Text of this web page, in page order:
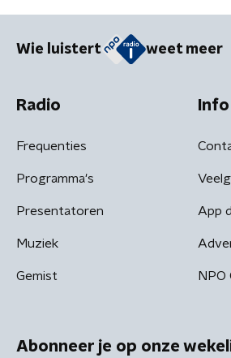
Wie luistert weet meer
Radio
Frequenties
Programma's
Presentatoren
Muziek
Gemist
Info
App
NPO
Abonneer je op onze